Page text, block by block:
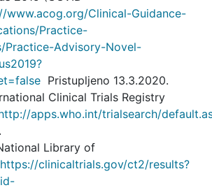
www.acog.org/Clinical-Guidance-
Practice-
Practice-Advisory-Novel-
Pristupljeno 13.3.2020.
Clinical Trials Registry
apps.who.int/trialsearch/
Library of
https://clinicaltrials.gov/ct2/results?